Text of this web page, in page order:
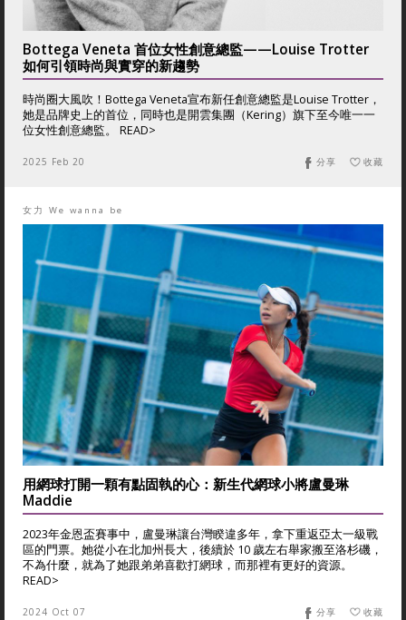
Bottega Veneta 首位女性創意總監——Louise Trotter
如何引領時尚與實穿的新趨勢
時尚圈大風吹！Bottega Veneta宣布新任創意總監是Louise Trotter，
她是品牌史上的首位，同時也是開雲集團（Kering）旗下至今唯一一
位女性創意總監。 READ>
2025 Feb 20 收藏
分享
女力 We wanna be
用網球打開一顆有點固執的心：新生代網球小將盧曼琳
Maddie
2023年金恩盃賽事中，盧曼琳讓台灣睽違多年，拿下重返亞太一級戰
區的門票。她從小在北加州長大，後續於 10 歲左右舉家搬至洛杉磯，
不為什麼，就為了她跟弟弟喜歡打網球，而那裡有更好的資源。
READ>
2024 Oct 07 收藏
分享